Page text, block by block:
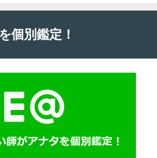
個別鑑定！